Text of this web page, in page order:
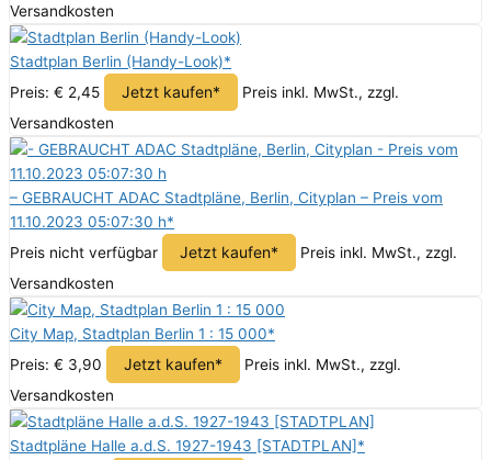
Versandkosten
Stadtplan Berlin (Handy-Look)*
Preis: € 2,45
Jetzt kaufen*
Preis inkl. MwSt., zzgl.
Versandkosten
– GEBRAUCHT ADAC Stadtpläne, Berlin, Cityplan – Preis vom
11.10.2023 05:07:30 h*
Preis nicht verfügbar
Jetzt kaufen*
Preis inkl. MwSt., zzgl.
Versandkosten
City Map, Stadtplan Berlin 1 : 15 000*
Preis: € 3,90
Jetzt kaufen*
Preis inkl. MwSt., zzgl.
Versandkosten
Stadtpläne Halle a.d.S. 1927-1943 [STADTPLAN]*